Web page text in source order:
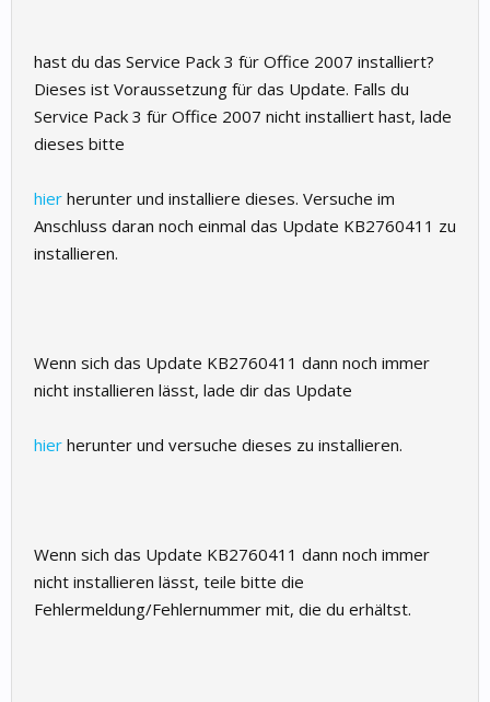
hast du das Service Pack 3 für Office 2007 installiert?
Dieses ist Voraussetzung für das Update. Falls du
Service Pack 3 für Office 2007 nicht installiert hast, lade
dieses bitte
hier herunter und installiere dieses. Versuche im
Anschluss daran noch einmal das Update KB2760411 zu
installieren.
Wenn sich das Update KB2760411 dann noch immer
nicht installieren lässt, lade dir das Update
hier herunter und versuche dieses zu installieren.
Wenn sich das Update KB2760411 dann noch immer
nicht installieren lässt, teile bitte die
Fehlermeldung/Fehlernummer mit, die du erhältst.